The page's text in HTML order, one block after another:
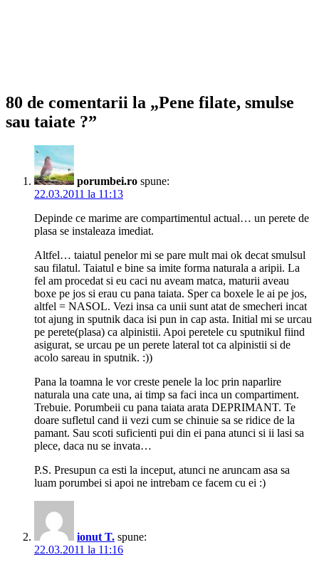
80 de comentarii la „Pene filate, smulse
sau taiate ?”
porumbei.ro spune:
22.03.2011 la 11:13
Depinde ce marime are compartimentul actual… un perete de
plasa se instaleaza imediat.
Altfel… taiatul penelor mi se pare mult mai ok decat smulsul
sau filatul. Taiatul e bine sa imite forma naturala a aripii. La
fel am procedat si eu caci nu aveam matca, maturii aveau
boxe pe jos si erau cu pana taiata. Sper ca boxele le ai pe jos,
altfel = NASOL. Vezi insa ca unii sunt atat de smecheri incat
tot ajung in sputnik daca isi pun in cap asta. Initial mi se urcau
pe perete(plasa) ca alpinistii. Apoi peretele cu sputnikul fiind
asigurat, se urcau pe un perete lateral tot ca alpinistii si de
acolo sareau in sputnik. :))
Pana la toamna le vor creste penele la loc prin naparlire
naturala una cate una, ai timp sa faci inca un compartiment.
Trebuie. Porumbeii cu pana taiata arata DEPRIMANT. Te
doare sufletul cand ii vezi cum se chinuie sa se ridice de la
pamant. Sau scoti suficienti pui din ei pana atunci si ii lasi sa
plece, daca nu se invata…
P.S. Presupun ca esti la inceput, atunci ne aruncam asa sa
luam porumbei si apoi ne intrebam ce facem cu ei :)
ionut T. spune:
22.03.2011 la 11:16